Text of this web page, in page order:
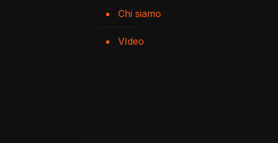
Chi siamo
VIdeo